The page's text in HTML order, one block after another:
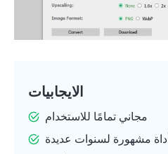
الايجابيات
مجاني تمامًا للاستخدام
أداة مشهورة لسنوات عديدة